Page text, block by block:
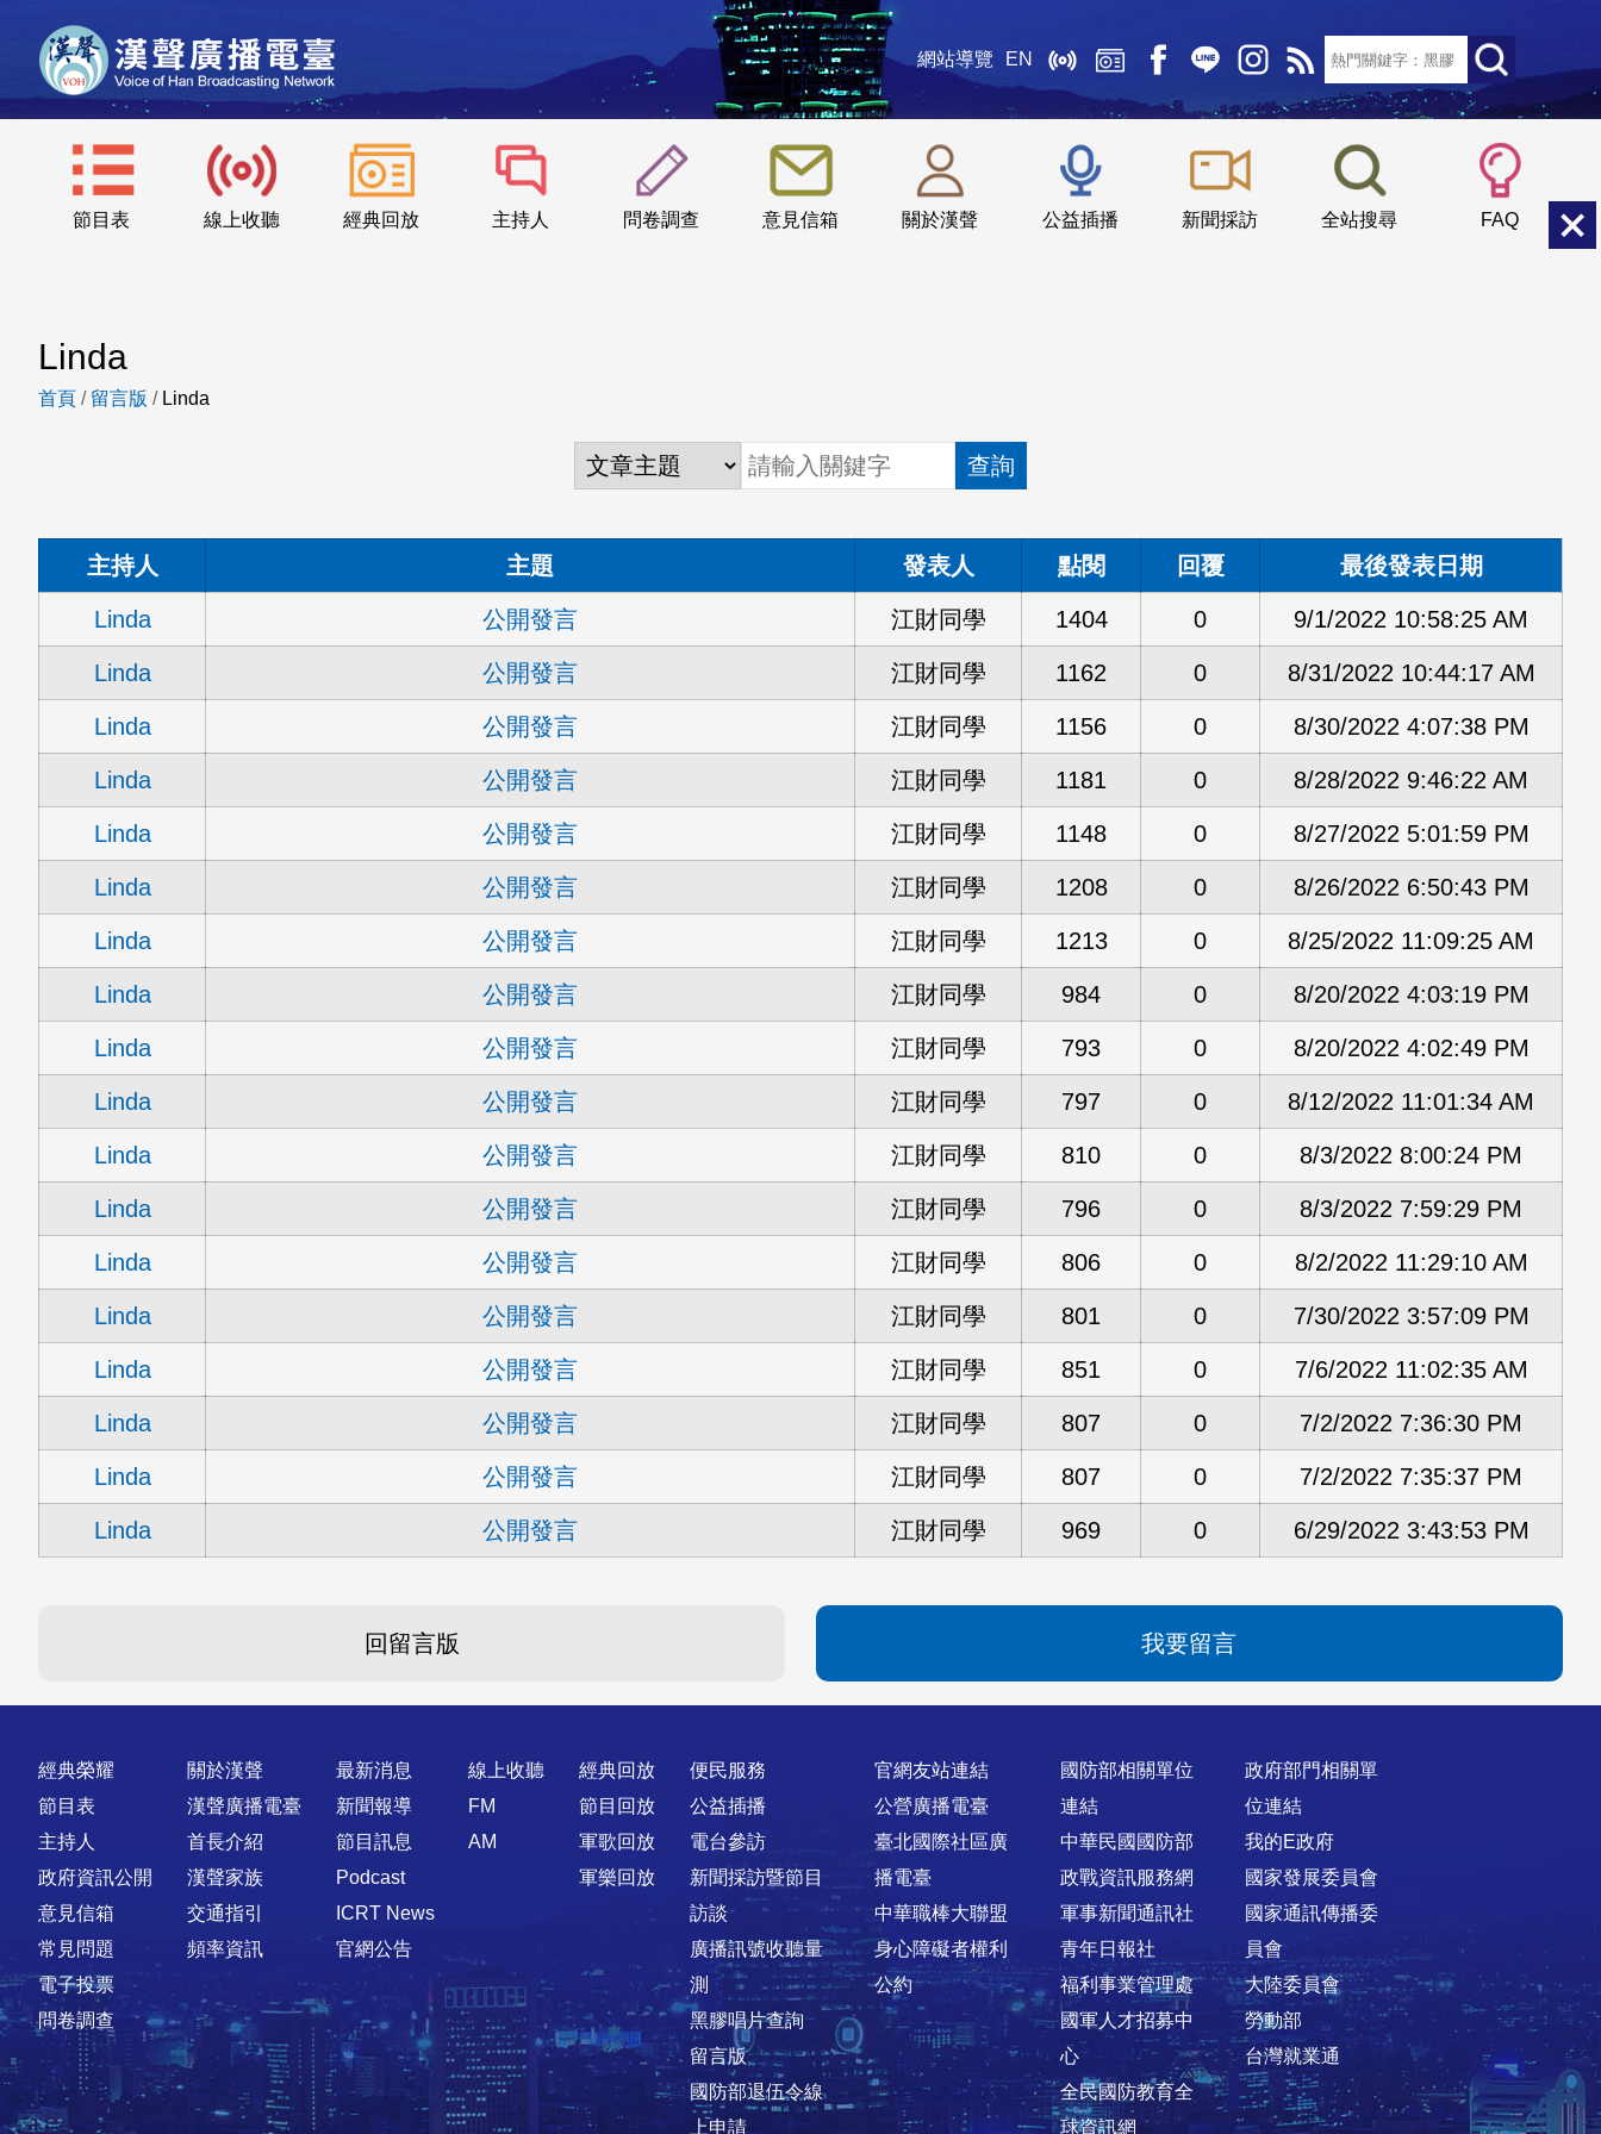
網站導覽 EN
節目表 線上收聽 經典回放 主持人 問卷調查 意見信箱 關於漢聲 公益插播 新聞採訪 全站搜尋 FAQ
::: 小 中
Linda
首頁 / 留言版 / Linda
查詢
主持人 主題 發表人 點閱 回覆 最後發表日期
Linda 公開發言 江財同學 1404 0 9/1/2022 10:58:25 AM
Linda 公開發言 江財同學 1162 0 8/31/2022 10:44:17 AM
Linda 公開發言 江財同學 1156 0 8/30/2022 4:07:38 PM
Linda 公開發言 江財同學 1181 0 8/28/2022 9:46:22 AM
Linda 公開發言 江財同學 1148 0 8/27/2022 5:01:59 PM
Linda 公開發言 江財同學 1208 0 8/26/2022 6:50:43 PM
Linda 公開發言 江財同學 1213 0 8/25/2022 11:09:25 AM
Linda 公開發言 江財同學 984 0 8/20/2022 4:03:19 PM
Linda 公開發言 江財同學 793 0 8/20/2022 4:02:49 PM
Linda 公開發言 江財同學 797 0 8/12/2022 11:01:34 AM
Linda 公開發言 江財同學 810 0 8/3/2022 8:00:24 PM
Linda 公開發言 江財同學 796 0 8/3/2022 7:59:29 PM
Linda 公開發言 江財同學 806 0 8/2/2022 11:29:10 AM
Linda 公開發言 江財同學 801 0 7/30/2022 3:57:09 PM
Linda 公開發言 江財同學 851 0 7/6/2022 11:02:35 AM
Linda 公開發言 江財同學 807 0 7/2/2022 7:36:30 PM
Linda 公開發言 江財同學 807 0 7/2/2022 7:35:37 PM
Linda 公開發言 江財同學 969 0 6/29/2022 3:43:53 PM
回留言版 我要留言
快速連結
經典榮耀
節目表
主持人
政府資訊公開
意見信箱
常見問題
電子投票
問卷調查
關於漢聲
漢聲廣播電臺
首長介紹
漢聲家族
交通指引
頻率資訊
最新消息
新聞報導
節目訊息
Podcast
ICRT News
官網公告
線上收聽
FM
AM
經典回放
節目回放
軍歌回放
軍樂回放
便民服務
公益插播
電台參訪
新聞採訪暨節目
訪談
廣播訊號收聽量
測
黑膠唱片查詢
留言版
國防部退伍令線
上申請
官網友站連結
公營廣播電臺
臺北國際社區廣
播電臺
中華職棒大聯盟
身心障礙者權利
公約
國防部相關單位
連結
中華民國國防部
政戰資訊服務網
軍事新聞通訊社
青年日報社
福利事業管理處
國軍人才招募中
心
全民國防教育全
球資訊網
政府部門相關單
位連結
我的E政府
國家發展委員會
國家通訊傳播委
員會
大陸委員會
勞動部
台灣就業通